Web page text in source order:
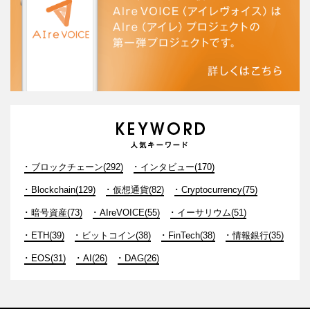
ブロックチェーン(292) インタビュー(170)
Blockchain(129) 仮想通貨(82) Cryptocurrency(75)
暗号資産(73) AIreVOICE(55) イーサリウム(51)
ETH(39) ビットコイン(38) FinTech(38) 情報銀行(35)
EOS(31) AI(26) DAG(26)